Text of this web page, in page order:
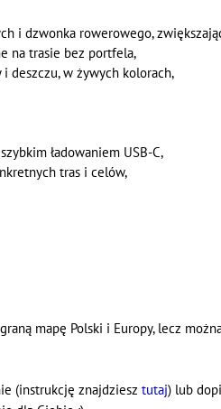
i dzwonka rowerowego,
na trasie bez portfela,
i deszczu, w żywych kolorach,
ładowaniem USB-C,
tras i celów,
mapę Polski i Europy, lecz
(instrukcję znajdziesz tutaj) lub